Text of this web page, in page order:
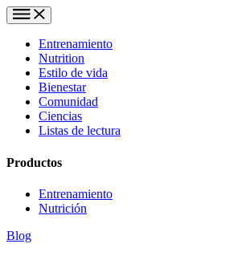
Entrenamiento
Nutrition
Estilo de vida
Bienestar
Comunidad
Ciencias
Listas de lectura
Productos
Entrenamiento
Nutrición
Blog